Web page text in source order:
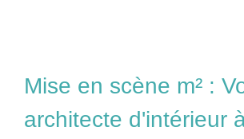
Mise en scène m² :
architecte d'intérieur